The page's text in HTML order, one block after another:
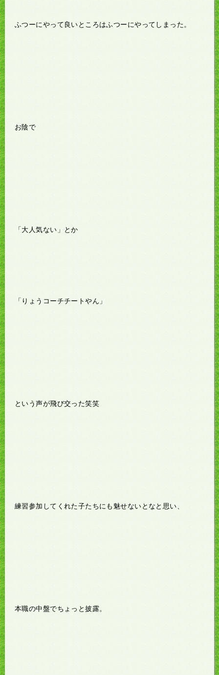
ふつーにやって良いところはふつーにやってしまった。
お陰で
「大人気ない」とか
「りょうコーチチートやん」
という声が飛び交った笑笑
練習参加してくれた子たちにも魅せないとなと思い、
本職の中盤でちょっと披露。